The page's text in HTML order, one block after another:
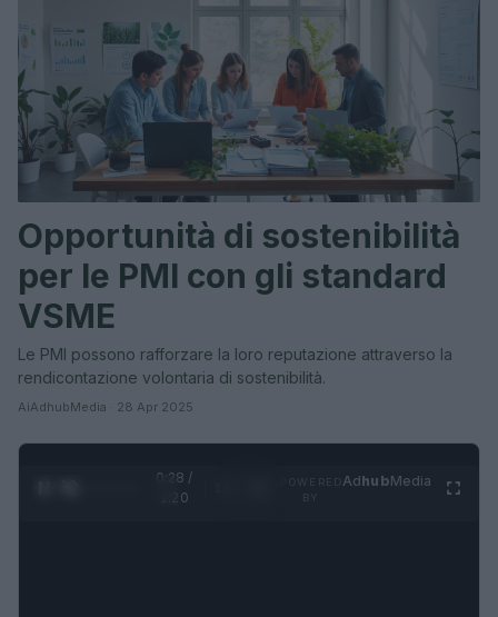
Opportunità di sostenibilità
per le PMI con gli standard
VSME
Le PMI possono rafforzare la loro reputazione attraverso la
rendicontazione volontaria di sostenibilità.
AiAdhubMedia · 28 Apr 2025
0:30 /
1:20
AdhubMedia